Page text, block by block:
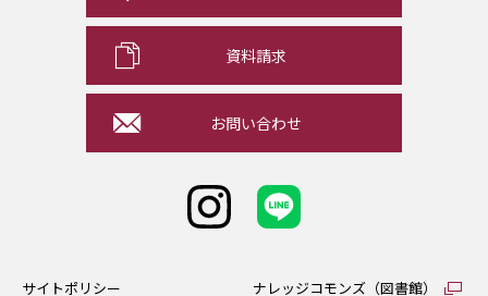
資料請求
お問い合わせ
サイトポリシー
ナレッジコモンズ（図書館）